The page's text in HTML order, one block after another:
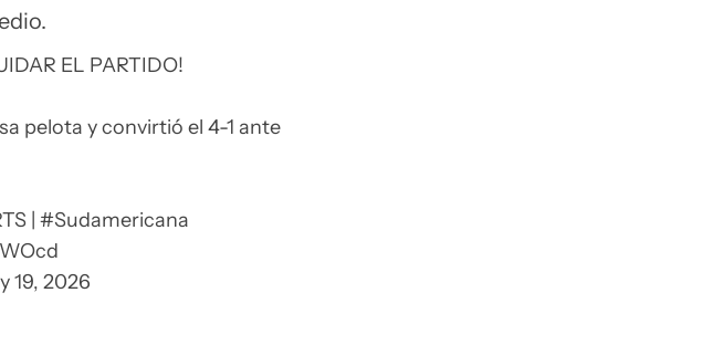
EL PARTIDO!
pelota y convirtió el 4-1 ante
|#Sudamericana
19, 2026